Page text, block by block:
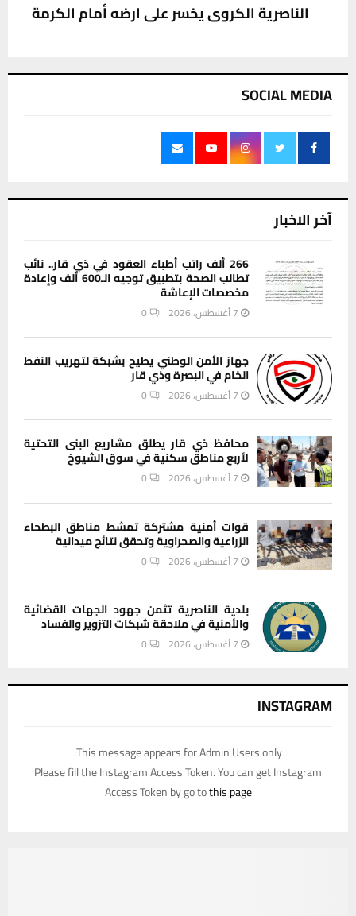
الناصرية الكروي يخسر على ارضه أمام الكرمة
SOCIAL MEDIA
آخر الاخبار
266 ألف راتب أطباء العقود في ذي قار.. نائب
تطالب الصحة بتطبيق توجيه الـ600 ألف وإعادة
مخصصات الإعاشة
7 أغسطس، 2026 0
جهاز الأمن الوطني يطيح بشبكة لتهريب النفط
الخام في البصرة وذي قار
7 أغسطس، 2026 0
محافظ ذي قار يطلق مشاريع البنى التحتية
لأربع مناطق سكنية في سوق الشيوخ
7 أغسطس، 2026 0
قوات أمنية مشتركة تمشط مناطق البطحاء
الزراعية والصحراوية وتحقق نتائج ميدانية
7 أغسطس، 2026 0
بلدية الناصرية تثمن جهود الجهات القضائية
والأمنية في ملاحقة شبكات التزوير والفساد
7 أغسطس، 2026 0
INSTAGRAM
This message appears for Admin Users only:
Please fill the Instagram Access Token. You can get Instagram
Access Token by go tothis page